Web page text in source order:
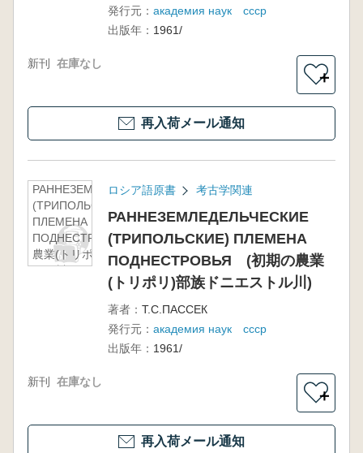
発行元： академия наук ссср
出版年： 1961/
新刊 在庫なし
＋
再入荷メール通知
РАННЕЗЕМЛЕДЕЛЬЧЕСКИЕ
(ТРИПОЛЬСКИЕ)
ПЛЕМЕНА
ПОДНЕСТРОВЬЯ (初期の
農業(トリポリ)部族ドニエス
トル川)
ロシア語原書 考古学関連
РАННЕЗЕМЛЕДЕЛЬЧЕСКИЕ
(ТРИПОЛЬСКИЕ) ПЛЕМЕНА
ПОДНЕСТРОВЬЯ (初期の農業
(トリポリ)部族ドニエストル川)
著者： Т.С.ПАССЕК
発行元： академия наук ссср
出版年： 1961/
新刊 在庫なし
＋
再入荷メール通知